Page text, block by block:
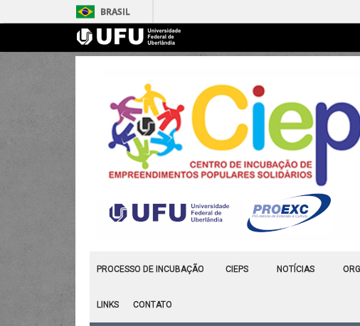
BRASIL
PROCESSO DE INCUBAÇÃO CIEPS NOTÍCIAS
LINKS CONTATO